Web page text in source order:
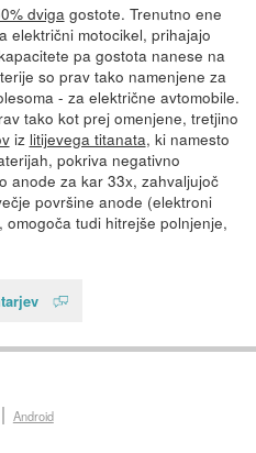
dviga gostote. Trenutno ene
električni motocikel, prihajajo
pa gostota nanese na
so prav tako namenjene za
- za električne avtomobile.
tako kot prej omenjene, tretjino
iz litijevega titanata, ki namesto
pokriva negativno
anode za kar 33x, zahvaljujoč
površine anode (elektroni
tudi hitrejše polnjenje,
Android